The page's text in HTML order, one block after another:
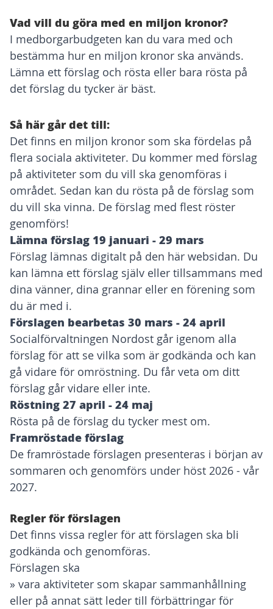
Vad vill du göra med en miljon kronor?
I medborgarbudgeten kan du vara med och
bestämma hur en miljon kronor ska används.
Lämna ett förslag och rösta eller bara rösta på
det förslag du tycker är bäst.
Så här går det till:
Det finns en miljon kronor som ska fördelas på
flera sociala aktiviteter. Du kommer med förslag
på aktiviteter som du vill ska genomföras i
området. Sedan kan du rösta på de förslag som
du vill ska vinna. De förslag med flest röster
genomförs!
Lämna förslag 19 januari - 29 mars
Förslag lämnas digitalt på den här websidan. Du
kan lämna ett förslag själv eller tillsammans med
dina vänner, dina grannar eller en förening som
du är med i.
Förslagen bearbetas 30 mars - 24 april
Socialförvaltningen Nordost går igenom alla
förslag för att se vilka som är godkända och kan
gå vidare för omröstning. Du får veta om ditt
förslag går vidare eller inte.
Röstning 27 april - 24 maj
Rösta på de förslag du tycker mest om.
Framröstade förslag
De framröstade förslagen presenteras i början av
sommaren och genomförs under höst 2026 - vår
2027.
Regler för förslagen
Det finns vissa regler för att förslagen ska bli
godkända och genomföras.
Förslagen ska
» vara aktiviteter som skapar sammanhållning
eller på annat sätt leder till förbättringar för